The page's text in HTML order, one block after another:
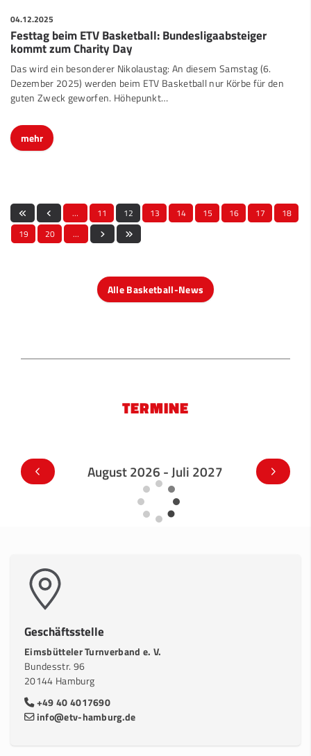
04.12.2025
Festtag beim ETV Basketball: Bundesligaabsteiger
kommt zum Charity Day
Das wird ein besonderer Nikolaustag: An diesem Samstag (6.
Dezember 2025) werden beim ETV Basketball nur Körbe für den
guten Zweck geworfen. Höhepunkt…
mehr
… 11 12 13 14 15 16 17
18
19
20 …
Alle Basketball-News
TERMINE
August 2026 - Juli 2027
Geschäftsstelle
Eimsbütteler Turnverband e. V.
Bundesstr. 96
20144 Hamburg
+49 40 4017690
info@etv-hamburg.de